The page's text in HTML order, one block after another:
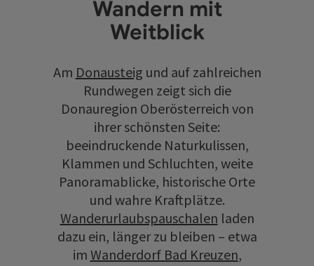
Wandern mit
Weitblick
Am Donausteig und auf zahlreichen
Rundwegen zeigt sich die
Donauregion Oberösterreich von
ihrer schönsten Seite:
beeindruckende Naturkulissen,
Klammen und Schluchten, weite
Panoramablicke, historische Orte
und wahre Kraftplätze.
Wanderurlaubspauschalen laden
dazu ein, länger zu bleiben – etwa
im Wanderdorf Bad Kreuzen,